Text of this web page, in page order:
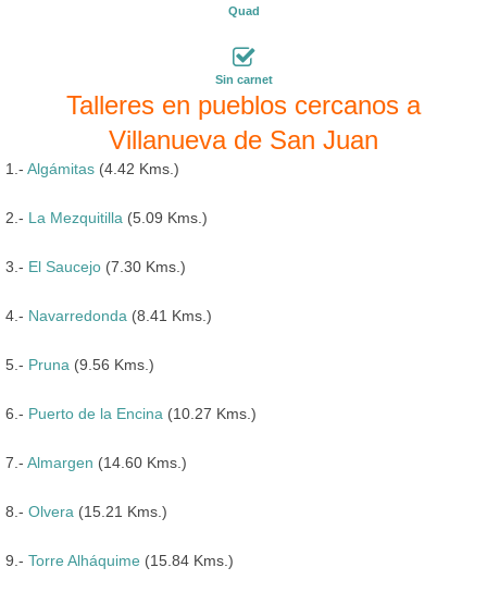
Quad
Sin carnet
Talleres en pueblos cercanos a
Villanueva de San Juan
1.- Algámitas (4.42 Kms.)
2.- La Mezquitilla (5.09 Kms.)
3.- El Saucejo (7.30 Kms.)
4.- Navarredonda (8.41 Kms.)
5.- Pruna (9.56 Kms.)
6.- Puerto de la Encina (10.27 Kms.)
7.- Almargen (14.60 Kms.)
8.- Olvera (15.21 Kms.)
9.- Torre Alháquime (15.84 Kms.)